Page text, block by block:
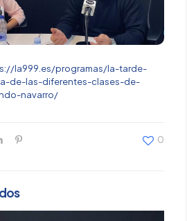
la999.es/programas/la-tarde-
de-las-diferentes-clases-de-
navarro/
0